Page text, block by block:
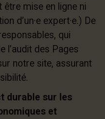
être mise en ligne ni
d’un·e expert·e.) De
qui
l’audit des Pages
notre site, assurant
durable sur les
et